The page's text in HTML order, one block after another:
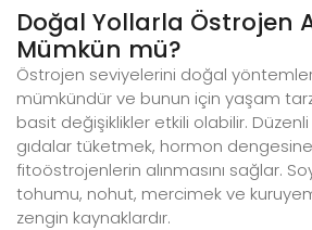
Doğal Yollarla Östrojen
Mümkün mü?
Östrojen seviyelerini doğal
mümkündür ve bunun için yaşam
basit değişiklikler etkili olabilir.
gıdalar tüketmek, hormon dengesine
fitoöstrojenlerin alınmasını sağlar.
tohumu, nohut, mercimek ve
zengin kaynaklardır.